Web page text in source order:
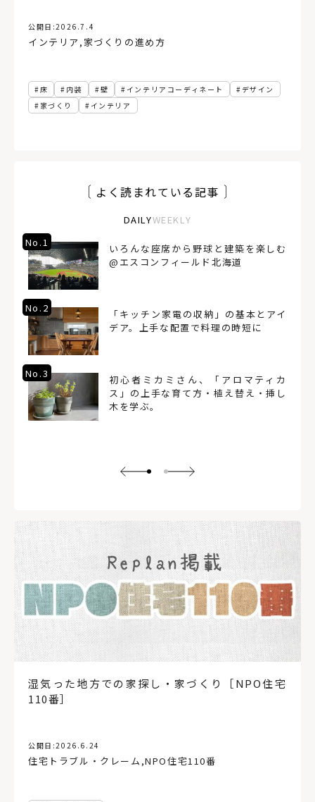
公開日:2026.7.4
インテリア ,家づくりの進め方
床 内装 壁 インテリアコーディネート
デザイン
家づくり
インテリア
よく読まれている記事
DAILYWEEKLY
No.1
いろんな座席から野球と建築を楽しむ
@エスコンフィールド北海道
No.2
「キッチン家電の収納」の基本とアイ
デア。上手な配置で料理の時短に
No.3
初心者ミカミさん、「アロマティカ
ス」の上手な育て方・植え替え・挿し
木を学ぶ。
湿気った地方での家探し・家づくり［NPO住宅
110番］
公開日:2026.6.24
住宅トラブル・クレーム ,NPO住宅110番